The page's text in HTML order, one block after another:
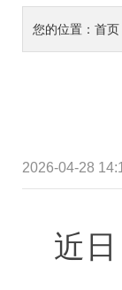
您的位置： 首页
2026-04-28
近